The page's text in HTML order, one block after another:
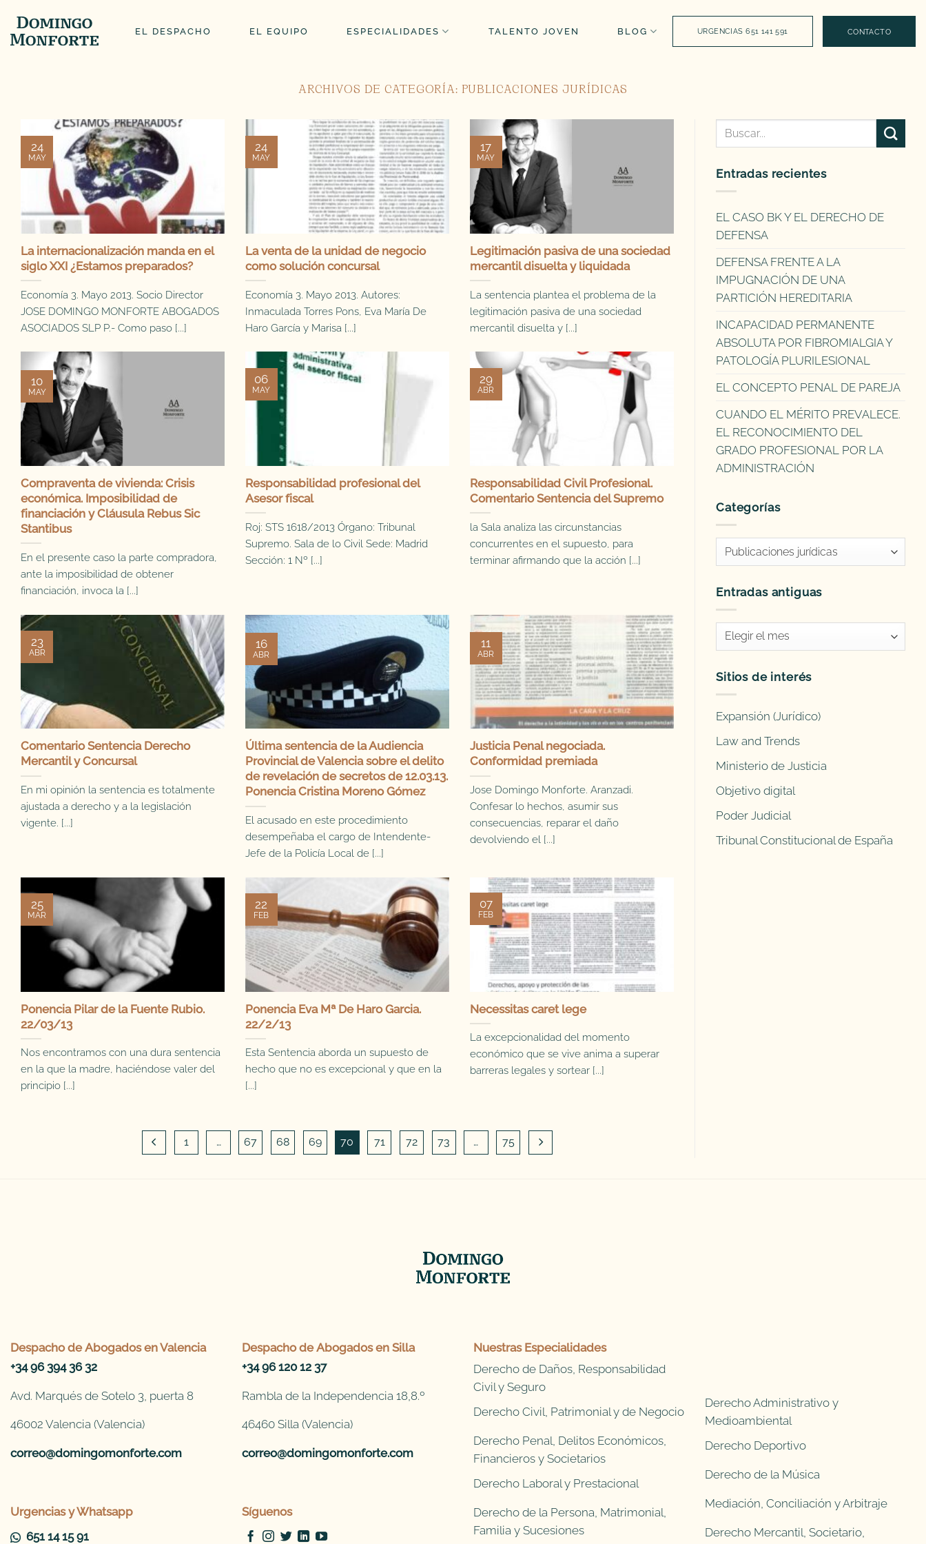
contenido
EL DESPACHO EL EQUIPO ESPECIALIDADES TALENTO JOVEN BLOG URGENCIAS 651 141 591 CONTACTO
ARCHIVOS DE CATEGORÍA: PUBLICACIONES JURÍDICAS
La internacionalización manda en el
siglo XXI ¿Estamos preparados?
Economía 3. Mayo 2013. Socio Director
JOSE DOMINGO MONFORTE ABOGADOS
ASOCIADOS SLP P.- Como paso [...]
24
MAY
La venta de la unidad de negocio
como solución concursal
Economía 3. Mayo 2013. Autores:
Inmaculada Torres Pons, Eva María De
Haro García y Marisa [...]
24
MAY
Legitimación pasiva de una sociedad
mercantil disuelta y liquidada
La sentencia plantea el problema de la
legitimación pasiva de una sociedad
mercantil disuelta y [...]
17
MAY
Compraventa de vivienda: Crisis
económica. Imposibilidad de
financiación y Cláusula Rebus Sic
Stantibus
En el presente caso la parte compradora,
ante la imposibilidad de obtener
financiación, invoca la [...]
10
MAY
Responsabilidad profesional del
Asesor fiscal
Roj: STS 1618/2013 Órgano: Tribunal
Supremo. Sala de lo Civil Sede: Madrid
Sección: 1 Nº [...]
06
MAY
Responsabilidad Civil Profesional.
Comentario Sentencia del Supremo
la Sala analiza las circunstancias
concurrentes en el supuesto, para
terminar afirmando que la acción [...]
29
ABR
Comentario Sentencia Derecho
Mercantil y Concursal
En mi opinión la sentencia es totalmente
ajustada a derecho y a la legislación
vigente. [...]
23
ABR
Última sentencia de la Audiencia
Provincial de Valencia sobre el delito
de revelación de secretos de 12.03.13.
Ponencia Cristina Moreno Gómez
El acusado en este procedimiento
desempeñaba el cargo de Intendente-
Jefe de la Policía Local de [...]
16
ABR
Justicia Penal negociada.
Conformidad premiada
Jose Domingo Monforte. Aranzadi.
Confesar lo hechos, asumir sus
consecuencias, reparar el daño
devolviendo el [...]
11
ABR
Ponencia Pilar de la Fuente Rubio.
22/03/13
Nos encontramos con una dura sentencia
en la que la madre, haciéndose valer del
principio [...]
25
MAR
Ponencia Eva Mª De Haro Garcia.
22/2/13
Esta Sentencia aborda un supuesto de
hecho que no es excepcional y que en la
[...]
22
FEB
Necessitas caret lege
La excepcionalidad del momento
económico que se vive anima a superar
barreras legales y sortear [...]
07
FEB
1 … 67 68 69 70 71 72 73 … 75
Entradas recientes
EL CASO BK Y EL DERECHO DE
DEFENSA
DEFENSA FRENTE A LA
IMPUGNACIÓN DE UNA
PARTICIÓN HEREDITARIA
INCAPACIDAD PERMANENTE
ABSOLUTA POR FIBROMIALGIA Y
PATOLOGÍA PLURILESIONAL
EL CONCEPTO PENAL DE PAREJA
CUANDO EL MÉRITO PREVALECE.
EL RECONOCIMIENTO DEL
GRADO PROFESIONAL POR LA
ADMINISTRACIÓN
Categorías
Categorías
Entradas antiguas
Entradas
antiguas
Sitios de interés
Expansión (Jurídico)
Law and Trends
Ministerio de Justicia
Objetivo digital
Poder Judicial
Tribunal Constitucional de España
Despacho de Abogados en Valencia
+34 96 394 36 32
Avd. Marqués de Sotelo 3, puerta 8
46002 Valencia (Valencia)
correo@domingomonforte.com
Urgencias y Whatsapp
651 14 15 91
Despacho de Abogados en Silla
+34 96 120 12 37
Rambla de la Independencia 18,8.º
46460 Silla (Valencia)
correo@domingomonforte.com
Síguenos
Nuestras Especialidades
Derecho de Daños, Responsabilidad
Civil y Seguro
Derecho Civil, Patrimonial y de Negocio
Derecho Penal, Delitos Económicos,
Financieros y Societarios
Derecho Laboral y Prestacional
Derecho de la Persona, Matrimonial,
Familia y Sucesiones
Derecho Administrativo y
Medioambiental
Derecho Deportivo
Derecho de la Música
Mediación, Conciliación y Arbitraje
Derecho Mercantil, Societario,